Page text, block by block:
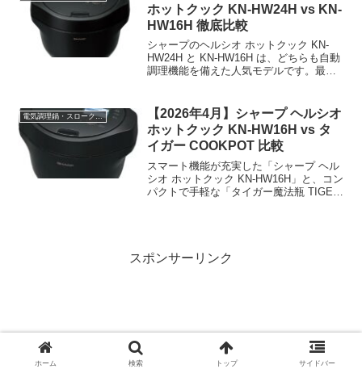
ホットクック KN-HW24H vs KN-
HW16H 徹底比較
シャープのヘルシオ ホットクック KN-
HW24H と KN-HW16H は、どちらも自動
調理機能を備えた人気モデルです。最大
家族人数と調...
電気調理鍋・スロークッカー
【2026年4月】シャープ ヘルシオ
ホットクック KN-HW16H vs タ
イガー COOKPOT 比較
スマート機能が充実した「シャープ ヘル
シオ ホットクック KN-HW16H」と、コン
パクトで手軽な「タイガー魔法瓶 TIGER
スポンサーリンク
ホーム 検索 トップ サイドバー